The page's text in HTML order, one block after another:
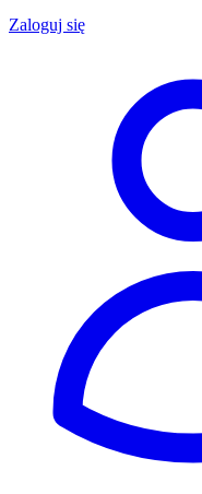
Zaloguj się